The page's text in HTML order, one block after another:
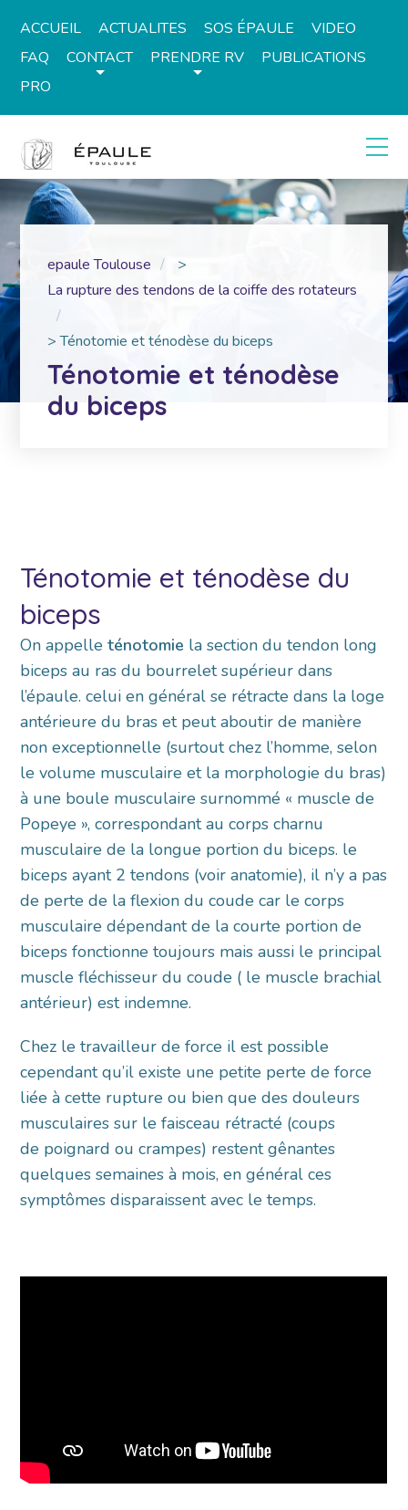
ACCUEIL ACTUALITES SOS ÉPAULE
VIDEO
FAQ
CONTACT PRENDRE RV
PUBLICATIONS
PRO
epaule Toulouse
>
La rupture des tendons de la coiffe des rotateurs
>Ténotomie et ténodèse du biceps
Ténotomie et ténodèse
du biceps
Ténotomie et ténodèse du
biceps
On appelle ténotomie la section du tendon long
biceps au ras du bourrelet supérieur dans
l’épaule. celui en général se rétracte dans la loge
antérieure du bras et peut aboutir de manière
non exceptionnelle (surtout chez l’homme, selon
le volume musculaire et la morphologie du bras)
à une boule musculaire surnommé « muscle de
Popeye », correspondant au corps charnu
musculaire de la longue portion du biceps. le
biceps ayant 2 tendons (voir anatomie), il n’y a pas
de perte de la flexion du coude car le corps
musculaire dépendant de la courte portion de
biceps fonctionne toujours mais aussi le principal
muscle fléchisseur du coude ( le muscle brachial
antérieur) est indemne.
Chez le travailleur de force il est possible
cependant qu’il existe une petite perte de force
liée à cette rupture ou bien que des douleurs
musculaires sur le faisceau rétracté (coups
de poignard ou crampes) restent gênantes
quelques semaines à mois, en général ces
symptômes disparaissent avec le temps.